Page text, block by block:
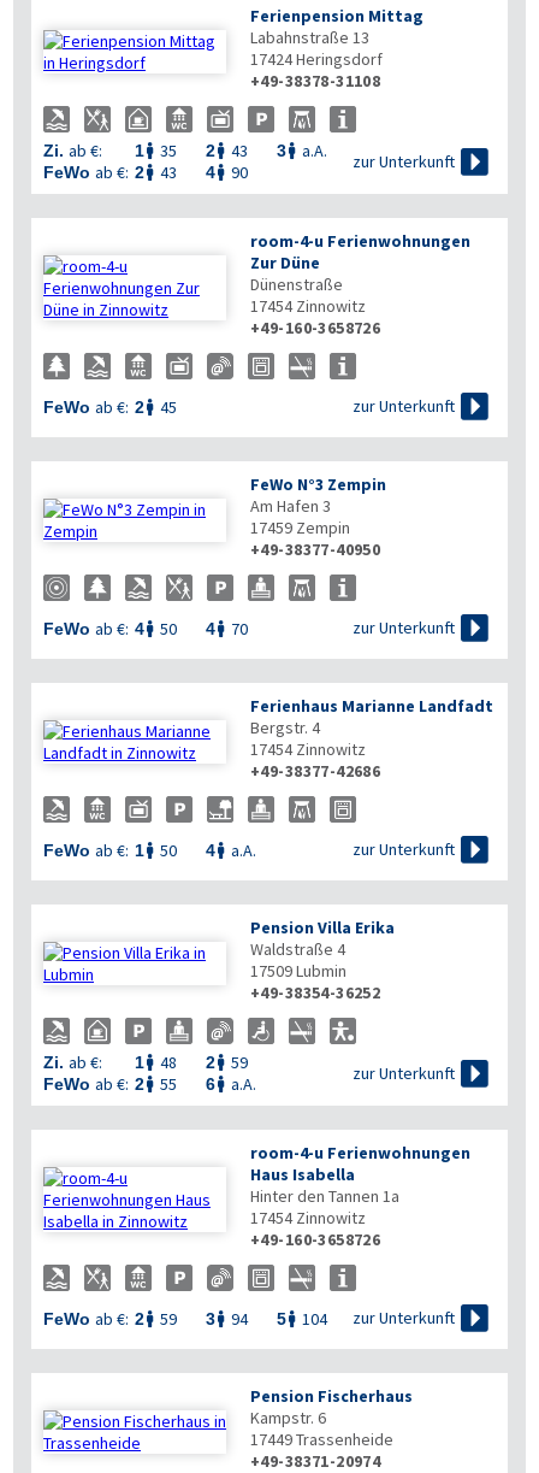

Ferienpension Mittag
Labahnstraße 13
17424Heringsdorf
+49-38378-31108
Zi. ab €: 1 35 2 43 3 a.A.
FeWo ab €: 2 43 4 90
zur Unterkunft 
room-4-u Ferienwohnungen
Zur Düne
Dünenstraße
17454 Zinnowitz
+49-160-3658726
FeWo ab €: 2 45 zur Unterkunft 

FeWo N°3 Zempin
Am Hafen 3
17459 Zempin
+49-38377-40950
FeWo ab €: 4 50 4 70 zur Unterkunft 

Ferienhaus Marianne Landfadt
Bergstr. 4
17454 Zinnowitz
+49-38377-42686
FeWo ab €: 1 50 4 a.A. zur Unterkunft 
Pension Villa Erika
Waldstraße 4
17509Lubmin
+49-38354-36252
Zi. ab €: 1 48 2 59
FeWo ab €: 2 55 6 a.A.
zur Unterkunft 
room-4-u Ferienwohnungen
Haus Isabella
Hinter den Tannen 1a
17454 Zinnowitz
+49-160-3658726
FeWo ab €: 2 59 3 94 5 104 zur Unterkunft 
Pension Fischerhaus
Kampstr. 6
17449Trassenheide
+49-38371-20974